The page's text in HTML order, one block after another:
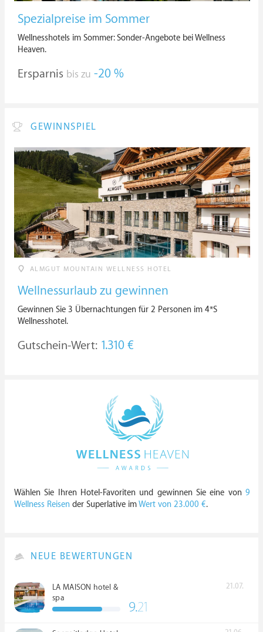
Spezialpreise im Sommer
Wellnesshotels im Sommer: Sonder-Angebote bei Wellness
Heaven.
Ersparnis bis zu -20 %
GEWINNSPIEL
ALMGUT MOUNTAIN WELLNESS HOTEL
Wellnessurlaub zu gewinnen
Gewinnen Sie 3 Übernachtungen für 2 Personen im 4*S
Wellnesshotel.
Gutschein-Wert: 1.310 €
Wählen Sie Ihren Hotel-Favoriten und gewinnen Sie eine von 9
Wellness Reisen der Superlative imWert von 23.000 €.
NEUE BEWERTUNGEN
LA MAISON hotel &
spa
21.07.
9.21